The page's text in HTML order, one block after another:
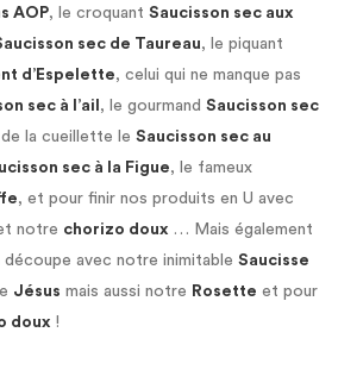
AOP, le croquant Saucisson sec aux
sec de Taureau, le piquant
d’Espelette, celui qui ne manque pas
sec à l’ail , le gourmand Saucisson sec
la cueillette le Saucisson sec au
sec à la Figue, le fameux
, et pour finir nos produits en U avec
notre chorizo doux … Mais également
avec notre inimitable Saucisse
Jésus mais aussi notre Rosette et pour
doux !